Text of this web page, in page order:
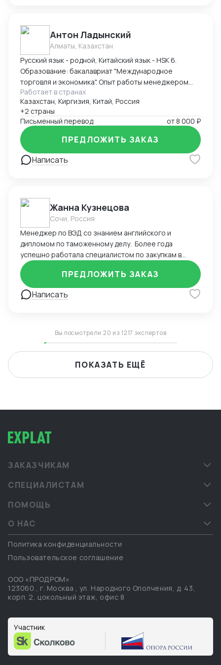
Антон Ладынский
Алматы, Казахстан
Русский язык - родной, Китайский язык - HSK 6.
Образование: бакалавриат "Международное
торговля и экономика". Опыт работы менеджером
ВЭД - более 3 лет. Опыт работы экспорт с Китая в
Казахстан основного и вспомогательного
оборудования для металлургии, энергетики, нефте-
газовой отрасли и прочего. Также экспорт с
Казахстана в Китай сырьевых продукций, продуктов
цветной металлургии и прочее.
Работает в странах
Казахстан, Киргизия, Китай, Россия
+2 страны
Письменный перевод
от 8 000 ₽
Написать
ПРЕДЛОЖИТЬ ЗАКАЗ
Жанна Кузнецова
Сочи, Россия
Менеджер по ВЭД со знанием английского и
дипломом по таможенному делу. Более года
успешно работала специалистом по закупкам в
удаленном режиме, осуществляя сделки с
поставщиками из Китая и Европы. Уверенно владею
английским языком и Excel, что позволяет
эффективно управлять сделками. Управляла
деловую переписку на иностранном языке и
успешно согласовывала поставки для клиентов.
Оптимизировала процессы взаимодействия с
иностранными партнерами, сократив время
Написать
ПРЕДЛОЖИТЬ ЗАКАЗ
Вы посмотрели 20 из 1217 экспертов
ПОКАЗАТЬ ЕЩЁ
ЗАКАЗЧИКАМ
СПЕЦИАЛИСТАМ
ПОМОЩЬ
О НАС
Политика конфиденциальности
Пользовательское соглашение
ООО «ПРОДРОМ»
123060 , г. Москва , ул. Народного Ополчения, д. 43,
корп. 2, цокольный этаж, офис 8
Участник